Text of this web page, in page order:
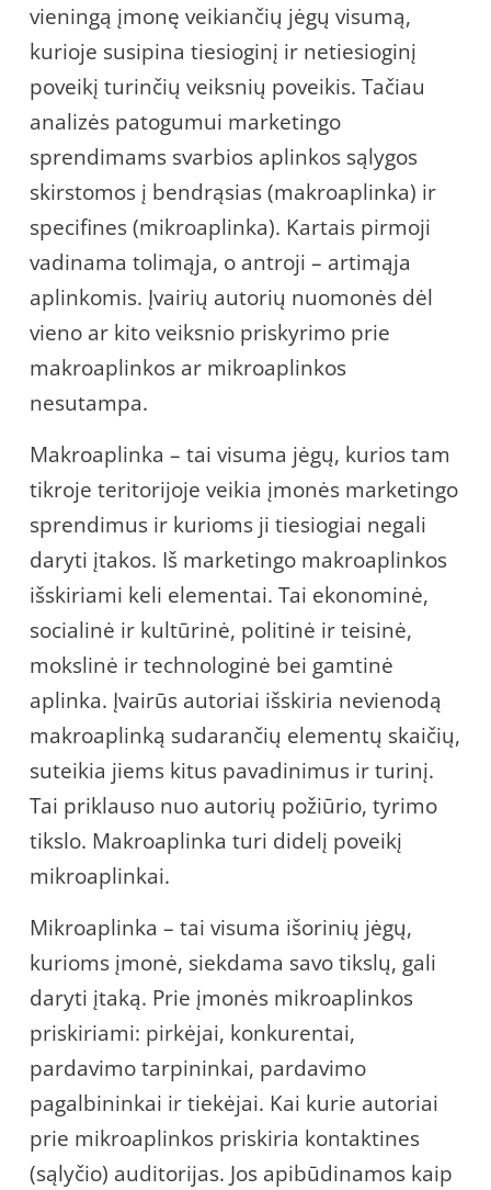
vieningą įmonę veikiančių jėgų visumą,
kurioje susipina tiesioginį ir netiesioginį
poveikį turinčių veiksnių poveikis. Tačiau
analizės patogumui marketingo
sprendimams svarbios aplinkos sąlygos
skirstomos į bendrąsias (makroaplinka) ir
specifines (mikroaplinka). Kartais pirmoji
vadinama tolimąja, o antroji – artimąja
aplinkomis. Įvairių autorių nuomonės dėl
vieno ar kito veiksnio priskyrimo prie
makroaplinkos ar mikroaplinkos
nesutampa.
Makroaplinka – tai visuma jėgų, kurios tam
tikroje teritorijoje veikia įmonės marketingo
sprendimus ir kurioms ji tiesiogiai negali
daryti įtakos. Iš marketingo makroaplinkos
išskiriami keli elementai. Tai ekonominė,
socialinė ir kultūrinė, politinė ir teisinė,
mokslinė ir technologinė bei gamtinė
aplinka. Įvairūs autoriai išskiria nevienodą
makroaplinką sudarančių elementų skaičių,
suteikia jiems kitus pavadinimus ir turinį.
Tai priklauso nuo autorių požiūrio, tyrimo
tikslo. Makroaplinka turi didelį poveikį
mikroaplinkai.
Mikroaplinka – tai visuma išorinių jėgų,
kurioms įmonė, siekdama savo tikslų, gali
daryti įtaką. Prie įmonės mikroaplinkos
priskiriami: pirkėjai, konkurentai,
pardavimo tarpininkai, pardavimo
pagalbininkai ir tiekėjai. Kai kurie autoriai
prie mikroaplinkos priskiria kontaktines
(sąlyčio) auditorijas. Jos apibūdinamos kaip